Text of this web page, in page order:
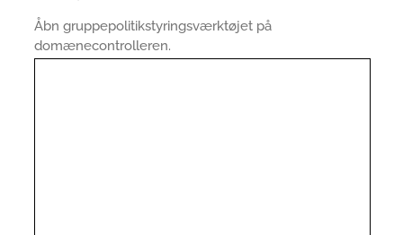
Åbn gruppepolitikstyringsværktøjet på
domænecontrolleren.